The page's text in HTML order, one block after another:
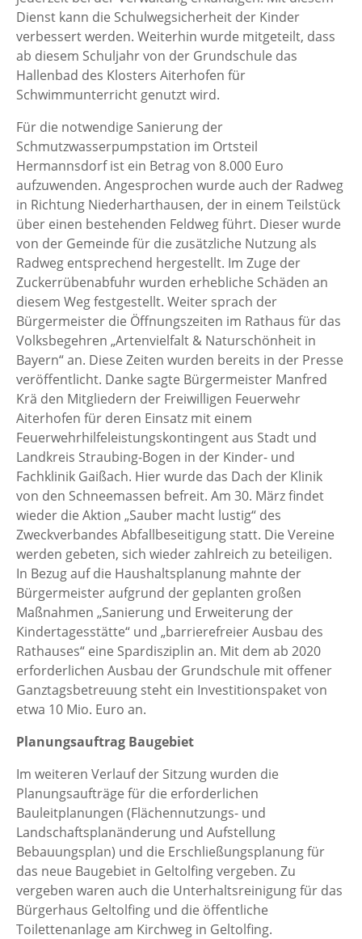
Dienst kann die Schulwegsicherheit der Kinder
verbessert werden. Weiterhin wurde mitgeteilt, dass
ab diesem Schuljahr von der Grundschule das
Hallenbad des Klosters Aiterhofen für
Schwimmunterricht genutzt wird.
Für die notwendige Sanierung der
Schmutzwasserpumpstation im Ortsteil
Hermannsdorf ist ein Betrag von 8.000 Euro
aufzuwenden. Angesprochen wurde auch der Radweg
in Richtung Niederharthausen, der in einem Teilstück
über einen bestehenden Feldweg führt. Dieser wurde
von der Gemeinde für die zusätzliche Nutzung als
Radweg entsprechend hergestellt. Im Zuge der
Zuckerrübenabfuhr wurden erhebliche Schäden an
diesem Weg festgestellt. Weiter sprach der
Bürgermeister die Öffnungszeiten im Rathaus für das
Volksbegehren „Artenvielfalt & Naturschönheit in
Bayern“ an. Diese Zeiten wurden bereits in der Presse
veröffentlicht. Danke sagte Bürgermeister Manfred
Krä den Mitgliedern der Freiwilligen Feuerwehr
Aiterhofen für deren Einsatz mit einem
Feuerwehrhilfeleistungskontingent aus Stadt und
Landkreis Straubing-Bogen in der Kinder- und
Fachklinik Gaißach. Hier wurde das Dach der Klinik
von den Schneemassen befreit. Am 30. März findet
wieder die Aktion „Sauber macht lustig“ des
Zweckverbandes Abfallbeseitigung statt. Die Vereine
werden gebeten, sich wieder zahlreich zu beteiligen.
In Bezug auf die Haushaltsplanung mahnte der
Bürgermeister aufgrund der geplanten großen
Maßnahmen „Sanierung und Erweiterung der
Kindertagesstätte“ und „barrierefreier Ausbau des
Rathauses“ eine Spardisziplin an. Mit dem ab 2020
erforderlichen Ausbau der Grundschule mit offener
Ganztagsbetreuung steht ein Investitionspaket von
etwa 10 Mio. Euro an.
Planungsauftrag Baugebiet
Im weiteren Verlauf der Sitzung wurden die
Planungsaufträge für die erforderlichen
Bauleitplanungen (Flächennutzungs- und
Landschaftsplanänderung und Aufstellung
Bebauungsplan) und die Erschließungsplanung für
das neue Baugebiet in Geltolfing vergeben. Zu
vergeben waren auch die Unterhaltsreinigung für das
Bürgerhaus Geltolfing und die öffentliche
Toilettenanlage am Kirchweg in Geltolfing.